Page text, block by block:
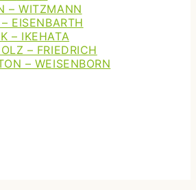
– WITZMANN
EISENBARTH
– IKEHATA
– FRIEDRICH
– WEISENBORN